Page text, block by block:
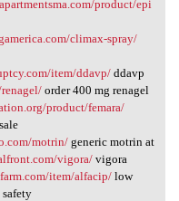
product/epi
climax-spray/
item/ddavp/ddavp
order 400 mg renagel
product/femara/
motrin/generic motrin at
vigora/vigora
item/alfacip/low